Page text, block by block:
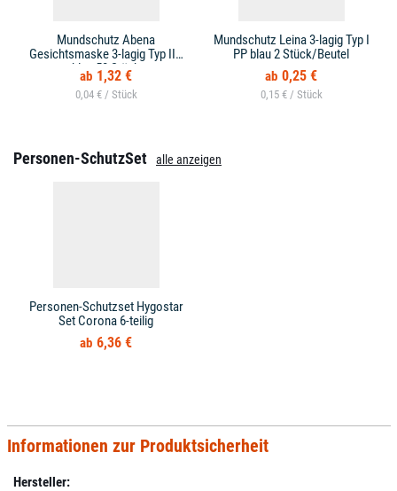
Mundschutz Abena
Gesichtsmaske 3-lagig Typ IIR
blau 50 Stück
1,32 €
0,04 € /
Mundschutz Leina 3-lagig Typ I
PP blau 2 Stück/Beutel
0,25 €
0,15 € /
Personen-SchutzSet alle anzeigen
Personen-Schutzset Hygostar
Set Corona 6-teilig
6,36 €
Informationen zur Produktsicherheit
Hersteller: